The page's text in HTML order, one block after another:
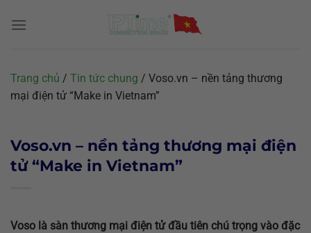
đến
Trang chủ / Tin tức chung / Voso.vn – nền tảng thương
mại điện tử “Make in Vietnam”
Voso.vn – nền tảng thương mại điện
tử “Make in Vietnam”
Voso là sàn thương mại điện tử đầu tiên chú trọng vào đặc